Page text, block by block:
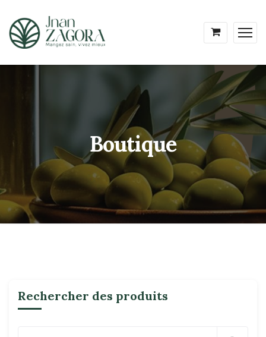
Boutique
Rechercher des produits